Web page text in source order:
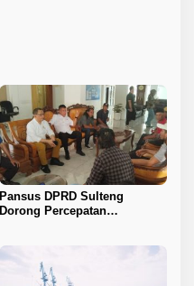
Pansus DPRD Sulteng
Dorong Percepatan